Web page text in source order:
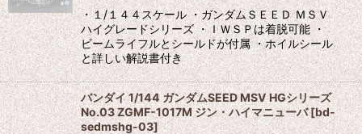
・１/１４４スケール ・ガンダムＳＥＥＤ ＭＳＶ
ハイグレードシリーズ ・ＩＷＳＰは着脱可能 ・
ビームライフルとシールドが付属 ・ホイルシール
と詳しい解説書付き
バンダイ 1/144 ガンダムSEED MSV HGシリーズ
No.03 ZGMF-1017M ジン・ハイマニューバ[bd-
sedmshg-03]